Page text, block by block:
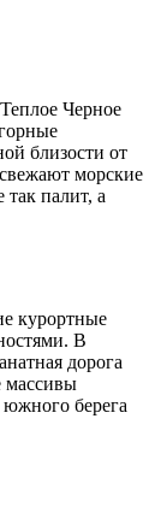
Черное
близости от
морские
палит, а
курортные
В
дорога
массивы
берега